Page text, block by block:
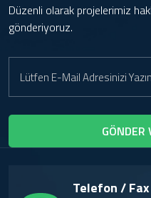
Düzenli olarak projelerimiz
gönderiyoruz.
GÖNDER
Telefon / Fax